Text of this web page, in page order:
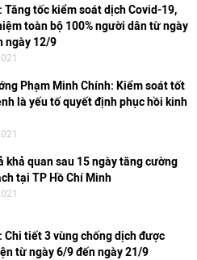
Tăng tốc kiểm soát dịch Covid-19,
toàn bộ 100% người dân từ ngày
ngày 12/9
Phạm Minh Chính: Kiểm soát tốt
là yếu tố quyết định phục hồi kinh
khả quan sau 15 ngày tăng cường
tại TP Hồ Chí Minh
Chi tiết 3 vùng chống dịch được
từ ngày 6/9 đến ngày 21/9